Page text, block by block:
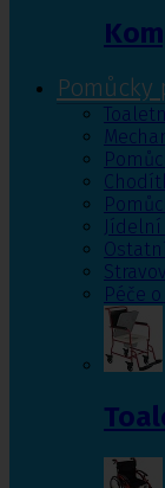
Pomůcky
Jídelní
Péče